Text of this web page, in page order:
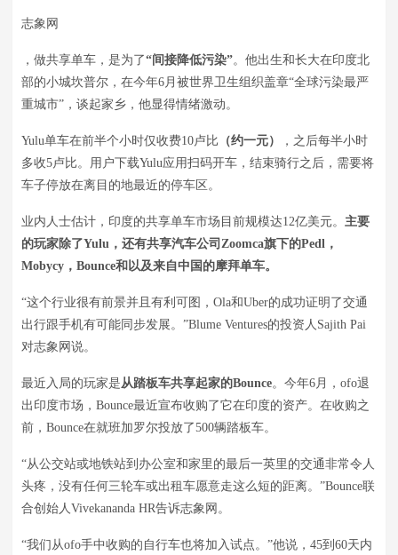
志象网
，做共享单车，是为了“间接降低污染”。他出生和长大在印度北
部的小城坎普尔，在今年6月被世界卫生组织盖章“全球污染最严
重城市”，谈起家乡，他显得情绪激动。
Yulu单车在前半个小时仅收费10卢比 （约一元）
，之后每半小时
多收5卢比。用户下载Yulu应用扫码开车，结束骑行之后，需要将
车子停放在离目的地最近的停车区。
业内人士估计，印度的共享单车市场目前规模达12亿美元。 主要
的玩家除了Yulu，还有共享汽车公司Zoomca旗下的Pedl，
Mobycy，Bounce和以及来自中国的摩拜单车。
“这个行业很有前景并且有利可图，Ola和Uber的成功证明了交通
出行跟手机有可能同步发展。”Blume Ventures的投资人Sajith Pai
对志象网说。
最近入局的玩家是从踏板车共享起家的Bounce。今年6月，ofo退
出印度市场，Bounce最近宣布收购了它在印度的资产。在收购之
前，Bounce在就班加罗尔投放了500辆踏板车。
“从公交站或地铁站到办公室和家里的最后一英里的交通非常令人
头疼，没有任何三轮车或出租车愿意走这么短的距离。”Bounce联
合创始人Vivekananda HR告诉志象网。
“我们从ofo手中收购的自行车也将加入试点。”他说，45到60天内